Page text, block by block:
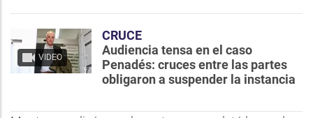
VIDEO
CRUCE
Audiencia tensa en el caso
Penadés: cruces entre las partes
obligaron a suspender la instancia